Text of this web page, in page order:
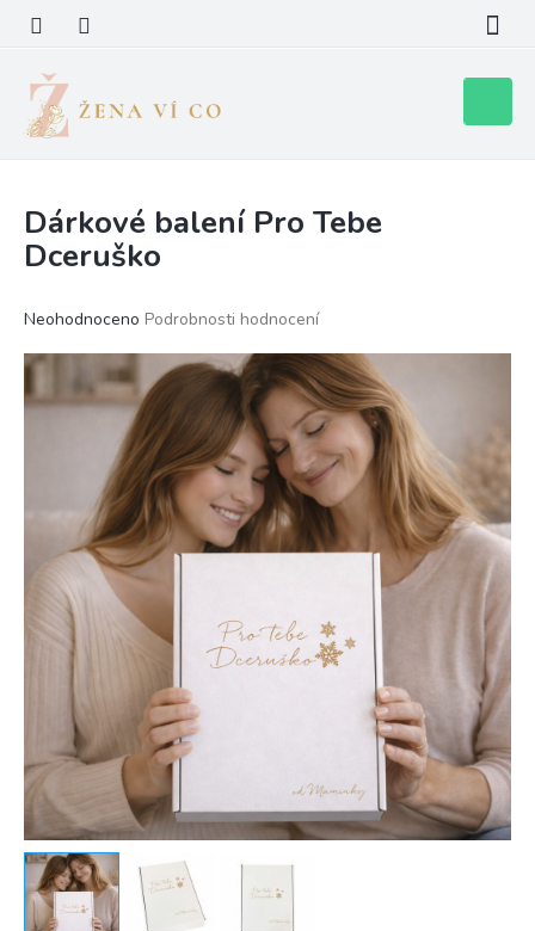
obsah
košík
Dárkové balení Pro Tebe
Dceruško
Průměrné
produktu
0,0
Neohodnoceno Podrobnosti hodnocení